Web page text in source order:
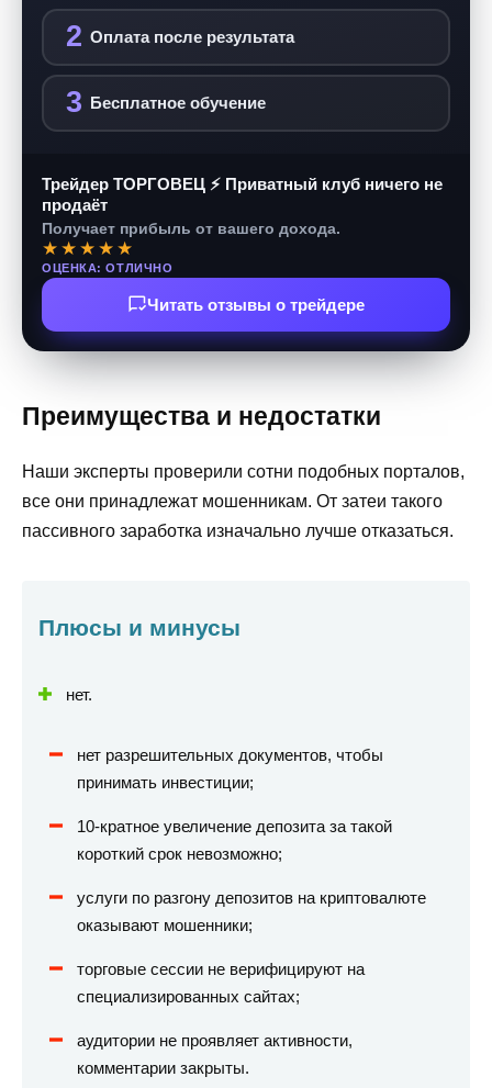
2 Оплата после результата
3 Бесплатное обучение
Трейдер ТОРГОВЕЦ ⚡ Приватный клуб ничего не
продаёт
Получает прибыль от вашего дохода.
★★★★★
ОЦЕНКА: ОТЛИЧНО
Читать отзывы о трейдере
Преимущества и недостатки
Наши эксперты проверили сотни подобных порталов,
все они принадлежат мошенникам. От затеи такого
пассивного заработка изначально лучше отказаться.
Плюсы и минусы
нет.
нет разрешительных документов, чтобы
принимать инвестиции;
10-кратное увеличение депозита за такой
короткий срок невозможно;
услуги по разгону депозитов на криптовалюте
оказывают мошенники;
торговые сессии не верифицируют на
специализированных сайтах;
аудитории не проявляет активности,
комментарии закрыты.